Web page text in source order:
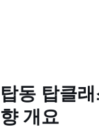
탑동 탑클
향 개요